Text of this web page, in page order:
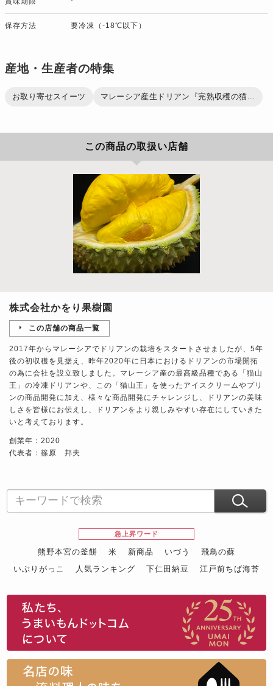
保存方法 要冷凍（-18℃以下）
産地・生産者の特集
お取り寄せスイーツ マレーシア産生ドリアン『完熟収穫の猫...
この商品の取扱い店舗
株式会社かをり果樹園
この店舗の商品一覧
2017年からマレーシアでドリアンの栽培をスタートさせましたが、5年
後の初収穫を見据え、昨年2020年に日本におけるドリアンの市場開拓
の為に会社を設立致しました。マレーシア産の最高級品種である「猫山
王」の冷凍ドリアンや、この「猫山王」を使ったアイスクリームやプリ
ンの商品開発に加え、様々な商品開発にチャレンジし、ドリアンの美味
しさを皆様にお伝えし、ドリアンをより親しみやすい存在にしていきた
いと考えております。
創業年：2020
代表者：篠原 邦夫
急上昇ワード
熊野本宮の釜餅 米 新商品 いづう
飛鳥の蘇
いぶりがっこ
人気ランキング 下仁田納豆
江戸前ちば海苔